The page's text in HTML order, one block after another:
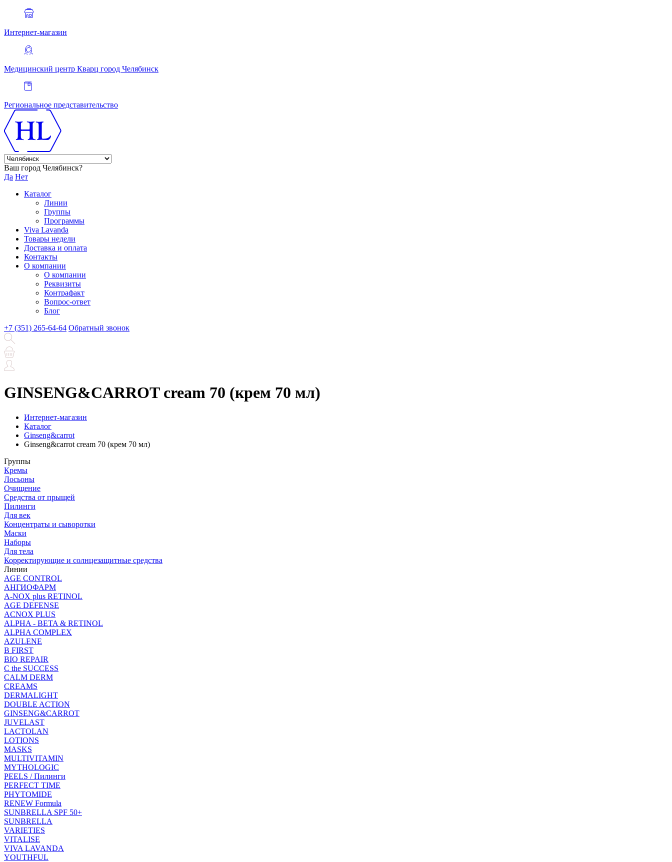
Интернет-магазин
Медицинский центр Кварц город Челябинск
Региональное представительство
Ваш город Челябинск?
Да Нет
Каталог
Линии
Группы
Программы
Viva Lavanda
Товары недели
Доставка и оплата
Контакты
О компании
О компании
Реквизиты
Контрафакт
Вопрос-ответ
Блог
+7 (351) 265-64-64 Обратный звонок
GINSENG&CARROT cream 70 (крем 70 мл)
Интернет-магазин
Каталог
Ginseng&carrot
Ginseng&carrot cream 70 (крем 70 мл)
Группы
Кремы
Лосьоны
Очищение
Средства от прыщей
Пилинги
Для век
Концентраты и сыворотки
Маски
Наборы
Для тела
Корректирующие и солнцезащитные средства
Линии
AGE CONTROL
АНГИОФАРМ
A-NOX plus RETINOL
AGE DEFENSE
ACNOX PLUS
ALPHA - BETA & RETINOL
ALPHA COMPLEX
AZULENE
B FIRST
BIO REPAIR
C the SUCCESS
CALM DERM
CREAMS
DERMALIGHT
DOUBLE ACTION
GINSENG&CARROT
JUVELAST
LACTOLAN
LOTIONS
MASKS
MULTIVITAMIN
MYTHOLOGIC
PEELS / Пилинги
PERFECT TIME
PHYTOMIDE
RENEW Formula
SUNBRELLA SPF 50+
SUNBRELLA
VARIETIES
VITALISE
VIVA LAVANDA
YOUTHFUL